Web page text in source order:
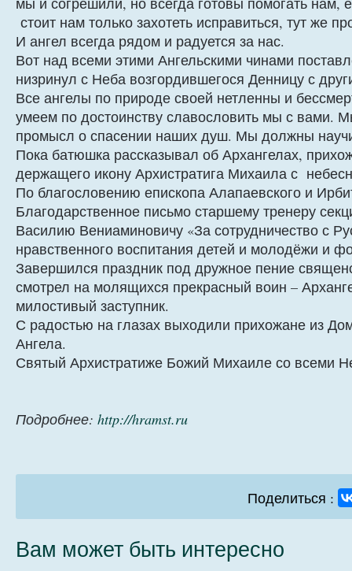
стоит нам только захотеть исправиться, тут же
И ангел всегда рядом и радуется за нас.
Вот над всеми этими Ангельскими чинами
низринул с Неба возгордившегося Денницу с
Все ангелы по природе своей нетленны и
умеем по достоинству славословить мы с вами.
промысл о спасении наших душ. Мы должны
Пока батюшка рассказывал об Архангелах,
держащего икону Архистратига Михаила с
По благословению епископа Алапаевского и
Благодарственное письмо старшему тренеру
Василию Вениаминовичу «За сотрудничество с
нравственного воспитания детей и молодёжи и
Завершился праздник под дружное пение
смотрел на молящихся прекрасный воин –
милостивый заступник.
С радостью на глазах выходили прихожане из
Ангела.
Святый Архистратиже Божий Михаиле со всеми
Подробнее: http://hramst.ru
Поделиться :
Вам может быть интересно